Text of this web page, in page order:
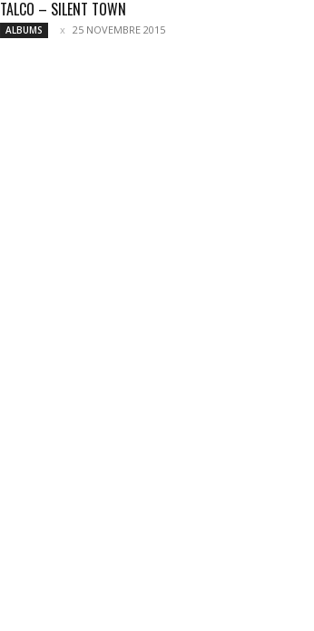
TALCO – SILENT TOWN
ALBUMS 25 NOVEMBRE 2015